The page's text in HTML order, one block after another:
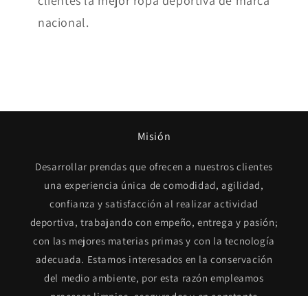
nacional.
Misión
Desarrollar prendas que ofrecen a nuestros clientes
una experiencia única de comodidad, agilidad,
confianza y satisfacción al realizar actividad
deportiva, trabajando con empeño, entrega y pasión;
con las mejores materias primas y con la tecnología
adecuada. Estamos interesados en la conservación
del medio ambiente, por esta razón empleamos